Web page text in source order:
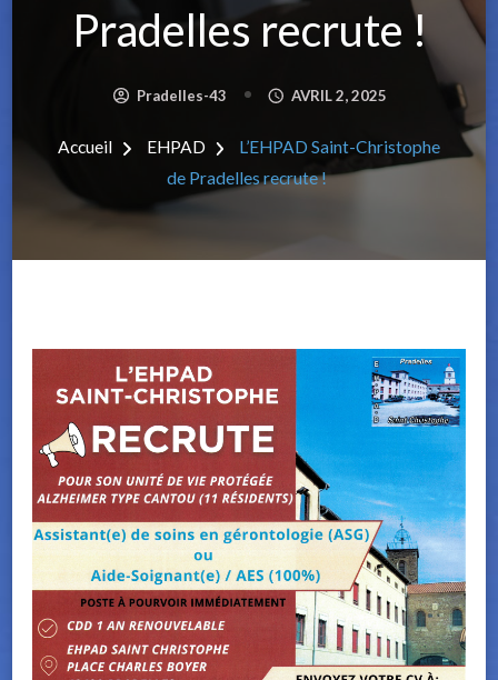
Pradelles recrute !
Pradelles-43 AVRIL 2, 2025
Accueil EHPAD
L’EHPAD Saint-Christophe
de Pradelles recrute !